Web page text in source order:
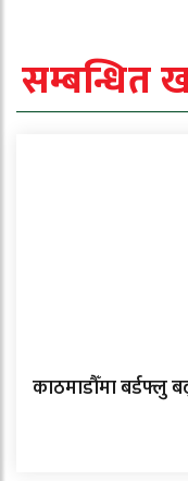
सम्बन्धित
काठमाडौँमा बर्डफ्लु